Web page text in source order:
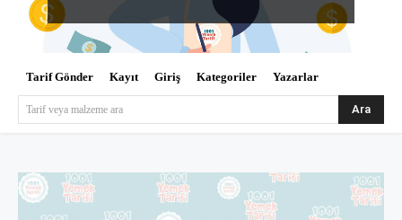
Tarif Gönder Kayıt Giriş Kategoriler Yazarlar
Tarif veya malzeme ara Ara